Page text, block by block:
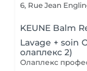
6, Rue Jean
KEUNE Balm
Lavage + soin
олаплекс 2)